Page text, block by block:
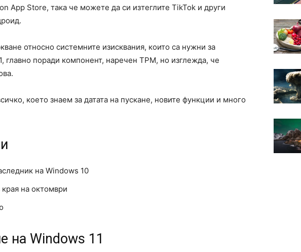
App Store, така че можете да си изтеглите TikTok и други
относно системните изисквания, които са нужни за
главно поради компонент, наречен TPM, но изглежда, че
което знаем за датата на пускане, новите функции и много
на Windows 10
на октомври
на Windows 11